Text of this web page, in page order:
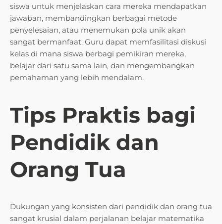
siswa untuk menjelaskan cara mereka mendapatkan
jawaban, membandingkan berbagai metode
penyelesaian, atau menemukan pola unik akan
sangat bermanfaat. Guru dapat memfasilitasi diskusi
kelas di mana siswa berbagi pemikiran mereka,
belajar dari satu sama lain, dan mengembangkan
pemahaman yang lebih mendalam.
Tips Praktis bagi
Pendidik dan
Orang Tua
Dukungan yang konsisten dari pendidik dan orang tua
sangat krusial dalam perjalanan belajar matematika